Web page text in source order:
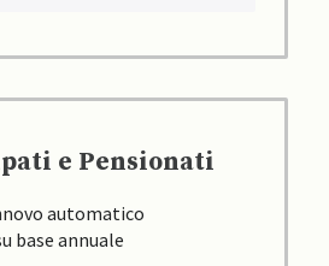
e Pensionati
automatico
base annuale